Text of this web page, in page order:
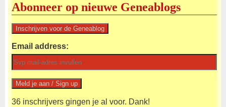
Abonneer op nieuwe Geneablogs
Email address:
36 inschrijvers gingen je al voor. Dank!